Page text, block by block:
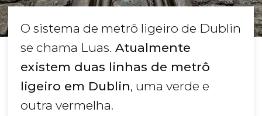
O sistema de metrô ligeiro de Dublin
se chama Luas. Atualmente
existem duas linhas de metrô
ligeiro em Dublin, uma verde e
outra vermelha.